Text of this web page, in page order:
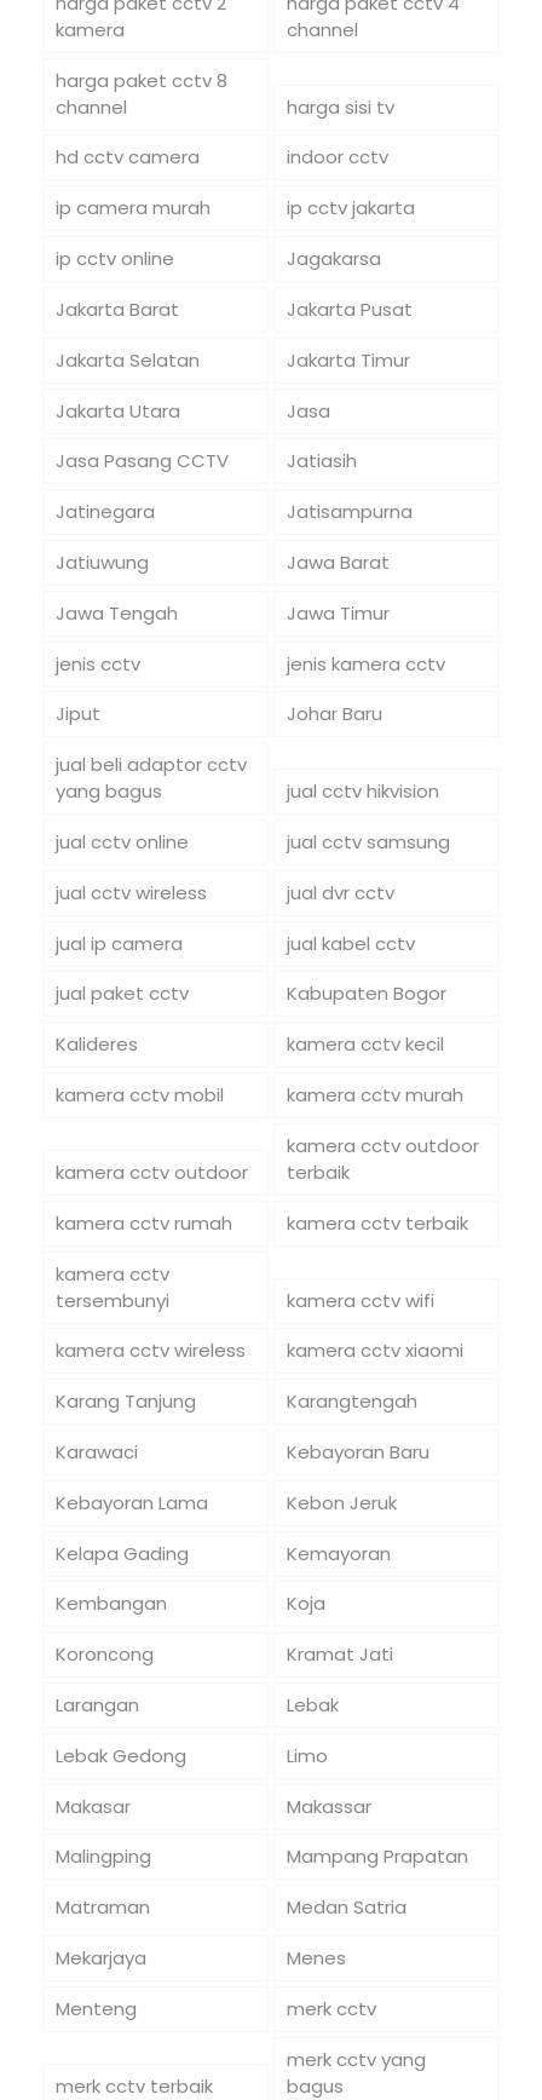
kamera
channel
harga paket cctv 8
channel
harga sisi tv
hd cctv camera
indoor cctv
ip camera murah
ip cctv jakarta
ip cctv online
Jagakarsa
Jakarta Barat
Jakarta Pusat
Jakarta Selatan
Jakarta Timur
Jakarta Utara
Jasa
Jasa Pasang CCTV
Jatiasih
Jatinegara
Jatisampurna
Jatiuwung
Jawa Barat
Jawa Tengah
Jawa Timur
jenis cctv
jenis kamera cctv
Jiput
Johar Baru
jual beli adaptor cctv
yang bagus
jual cctv hikvision
jual cctv online
jual cctv samsung
jual cctv wireless
jual dvr cctv
jual ip camera
jual kabel cctv
jual paket cctv
Kabupaten Bogor
Kalideres
kamera cctv kecil
kamera cctv mobil
kamera cctv murah
kamera cctv outdoor
kamera cctv outdoor
terbaik
kamera cctv rumah
kamera cctv terbaik
kamera cctv
tersembunyi
kamera cctv wifi
kamera cctv wireless
kamera cctv xiaomi
Karang Tanjung
Karangtengah
Karawaci
Kebayoran Baru
Kebayoran Lama
Kebon Jeruk
Kelapa Gading
Kemayoran
Kembangan
Koja
Koroncong
Kramat Jati
Larangan
Lebak
Lebak Gedong
Limo
Makasar
Makassar
Malingping
Mampang Prapatan
Matraman
Medan Satria
Mekarjaya
Menes
Menteng
merk cctv
merk cctv terbaik
merk cctv yang
bagus